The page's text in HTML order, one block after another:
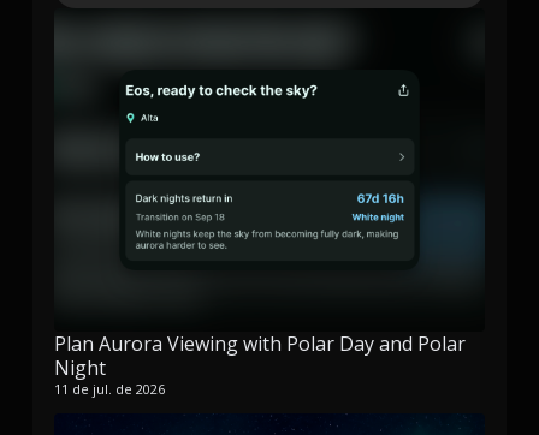
Plan Aurora Viewing with Polar Day and Polar
Night
11 de jul. de 2026